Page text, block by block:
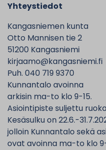
Yhteystiedot
Kangasniemen kunta
Otto Mannisen tie 2
51200 Kangasniemi
kirjaamo@kangasniemi.fi
Puh. 040 719 9370
Kunnantalo avoinna
arkisin ma-to klo 9-15.
Asiointipiste suljettu
Kesäsulku on 22.6.-
jolloin Kunnantalo sekä
ovat avoinna ma-to klo